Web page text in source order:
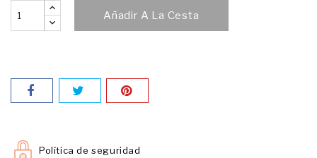
Añadir A La Cesta
Política de seguridad